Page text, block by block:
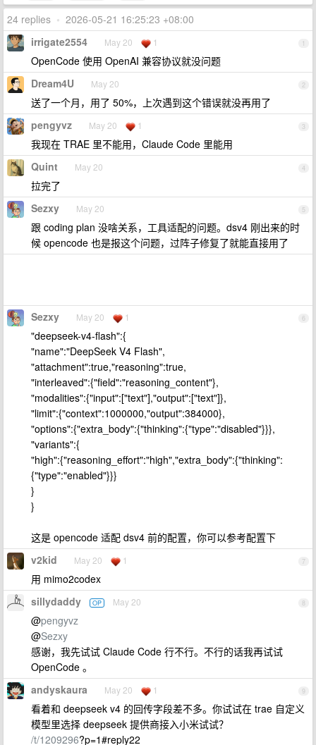
24 replies • 2026-05-21 16:25:23 +08:00
1
irrigate2554 May 20 1
OpenCode 使用 OpenAI 兼容协议就没问题
2
Dream4U May 20
送了一个月，用了 50%，上次遇到这个错误就没再用了
3
pengyvz May 20 1
我现在 TRAE 里不能用，Claude Code 里能用
4
Quint May 20
拉完了
5
Sezxy May 20
跟 coding plan 没啥关系，工具适配的问题。dsv4 刚出来的时
候 opencode 也是报这个问题，过阵子修复了就能直接用了
6
Sezxy May 20 1
"deepseek-v4-flash":{
"name":"DeepSeek V4 Flash",
"attachment":true,"reasoning":true,
"interleaved":{"field":"reasoning_content"},
"modalities":{"input":["text"],"output":["text"]},
"limit":{"context":1000000,"output":384000},
"options":{"extra_body":{"thinking":{"type":"disabled"}}},
"variants":{
"high":{"reasoning_effort":"high","extra_body":{"thinking":
{"type":"enabled"}}}
}
}
这是 opencode 适配 dsv4 前的配置，你可以参考配置下
7
v2kid May 20 1
用 mimo2codex
8
sillydaddy OP May 20
@pengyvz
@Sezxy
感谢，我先试试 Claude Code 行不行。不行的话我再试试
OpenCode 。
9
andyskaura May 20 1
看着和 deepseek v4 的回传字段差不多。你试试在 trae 自定义
模型里选择 deepseek 提供商接入小米试试？
/t/1209296?p=1#reply22